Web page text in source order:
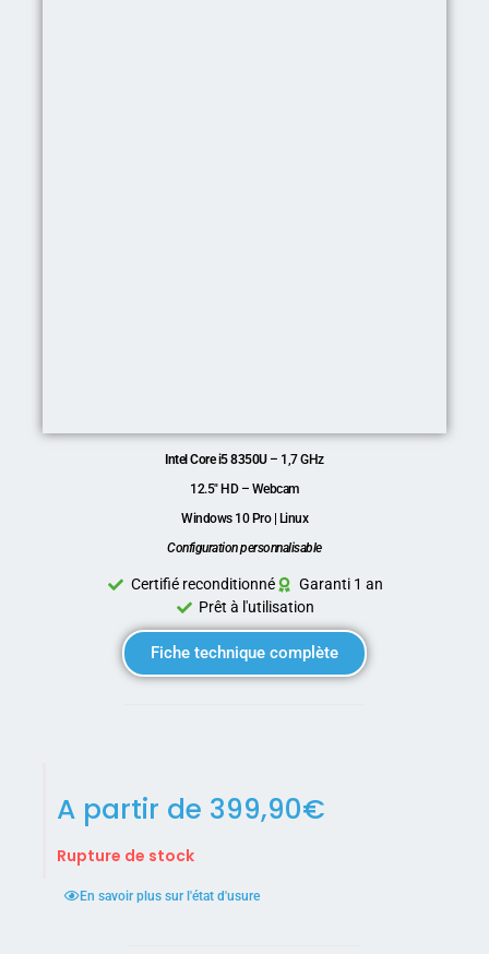
Intel Core i5 8350U– 1,7 GHz
12.5″ HD – Webcam
Windows 10 Pro | Linux
Configuration personnalisable
Certifié reconditionné
Garanti 1 an
Prêt à l'utilisation
Fiche technique complète
A partir de 399,90€
Rupture de stock
En savoir plus sur l'état d'usure